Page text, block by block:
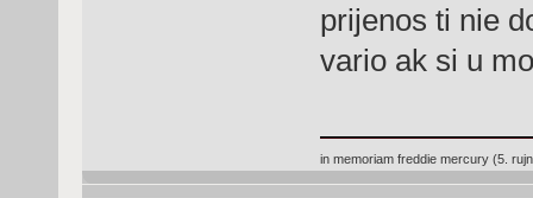
prijenos ti nie
vario ak si u
in memoriam freddie mercury (5.